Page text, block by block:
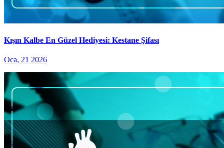
Kışın Kalbe En Güzel Hediyesi: Kestane Şifası
Oca, 21 2026